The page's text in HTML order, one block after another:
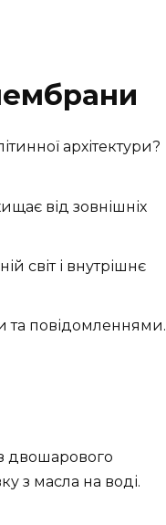
архітектури?
від зовнішніх
світ і внутрішнє
та повідомленнями.
двошарового
з масла на воді.